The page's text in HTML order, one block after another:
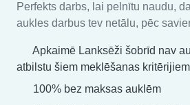
Perfekts darbs, lai pelnītu naudu,
aukles darbus tev netālu, pēc
Apkaimē Lanksēži šobrīd nav
atbilstu šiem meklēšanas
100% bez maksas auklēm